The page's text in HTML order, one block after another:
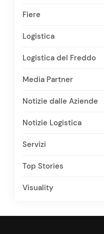
Fiere
Logistica
Logistica del Freddo
Media Partner
Notizie dalle Aziende
Notizie Logistica
Servizi
Top Stories
Visuality